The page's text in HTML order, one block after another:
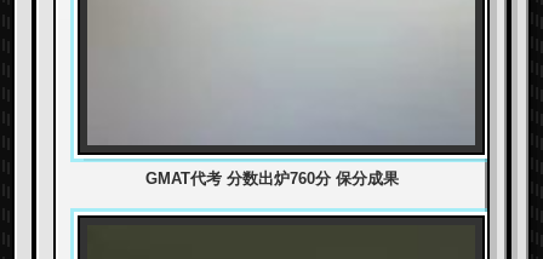
GMAT代考 分数出炉760分 保分成果